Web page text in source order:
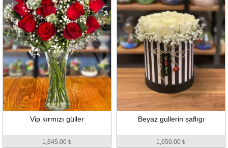
Vip kırmızı güller
1,645.00 ₺
Beyaz gullerin saflıgı
1,650.00 ₺